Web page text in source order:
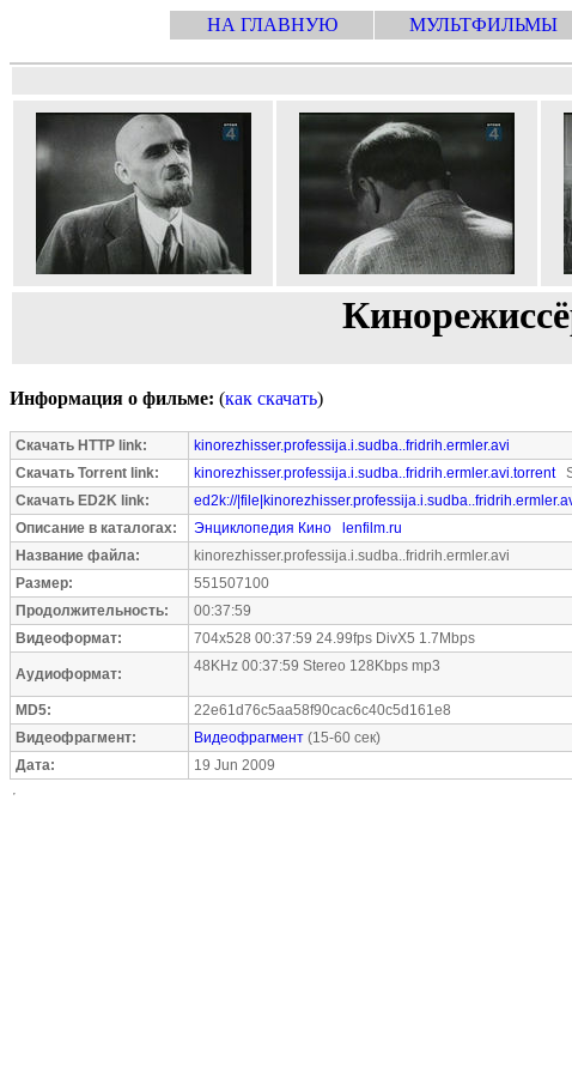
НА ГЛАВНУЮ МУЛЬТФИЛЬМЫ
Информация о фильме: (как скачать)
Скачать HTTP link:
kinorezhisser.professija.i.sudba..fridrih.ermler.avi
Скачать Torrent link:
kinorezhisser.professija.i.sudba..fridrih.ermler.avi.torrent
Скачать ED2K link:
ed2k://
Описание в каталогах:
Энциклопедия Кино
lenfilm.ru
Название файла:
kinorezhisser.professija.i.sudba..fridrih.ermler.avi
Размер:
551507100
Продолжительность:
00:37:59
Видеоформат:
704x528 00:37:59 24.99fps DivX5 1.7Mbps
Аудиоформат: 48KHz 00:37:59 Stereo 128Kbps mp3
MD5:
22e61d76c5aa58f90cac6c40c5d161e8
Видеофрагмент:
Видеофрагмент (15-60 сек)
Дата:
19 Jun 2009